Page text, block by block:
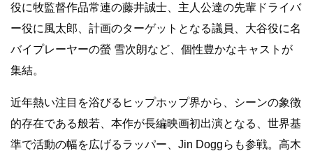
役に牧監督作品常連の藤井誠士、主人公達の先輩ドライバ
ー役に風太郎、計画のターゲットとなる議員、大谷役に名
バイプレーヤーの螢 雪次朗など、個性豊かなキャストが
集結。
近年熱い注目を浴びるヒップホップ界から、シーンの象徴
的存在である般若、本作が長編映画初出演となる、世界基
準で活動の幅を広げるラッパー、Jin Doggらも参戦。高木